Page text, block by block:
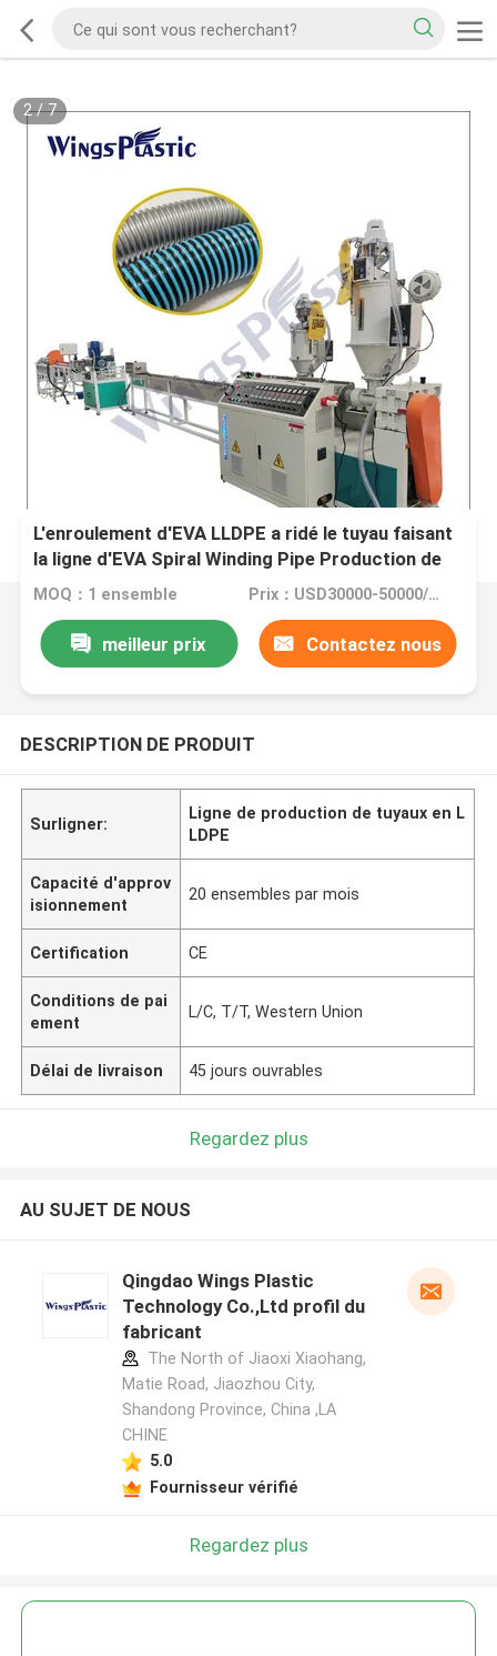
2/7
L'enroulement d'EVA LLDPE a ridé le tuyau faisant
la ligne d'EVA Spiral Winding Pipe Production de
machine pour le tuyau d'aspirateur
MOQ：1 ensemble Prix：USD30000-50000/set
meilleur prix Contactez nous
DESCRIPTION DE PRODUIT
Surligner:
Ligne de production de tuyaux en L
LDPE
Capacité d'approv
isionnement
20 ensembles par mois
Certification CE
Conditions de pai
ement
L/C, T/T, Western Union
Délai de livraison 45 jours ouvrables
Regardez plus
AU SUJET DE NOUS
Qingdao Wings Plastic
Technology Co.,Ltd profil du
fabricant
The North of Jiaoxi Xiaohang,
Matie Road, Jiaozhou City,
Shandong Province, China ,LA
CHINE
5.0
Fournisseur vérifié
Regardez plus